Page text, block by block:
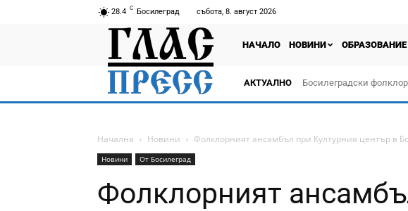
28.4 C Босилеград събота, 8. август 2026
НАЧАЛО НОВИНИ
АКТУАЛНО
Босилеградски
творчество „Прођох
Начална Новини Фолклорният ансамбъл при Културния център в
Новини От Босилеград
Фолклорният